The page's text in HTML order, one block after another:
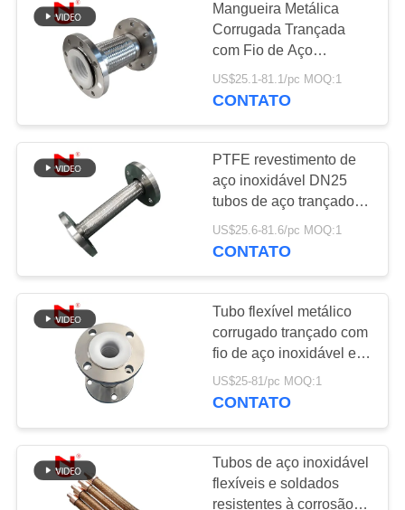
CONTACTE-
PEÇA
UMAS
CITAÇÕES
MAPA
DO
POLÍTICA
DE
PRIVACIDADE
Junção de
expansão de
borracha da esfera
dobro
Válvula de
verificação do
ornitorrinco
Mangueira trançada
70
Mangueira Metálica
Corrugada Trançada
com Fio de Aço
Inoxidável e
Revestimento de PTFE
US$25.1-81.1/pc MOQ:1
CONTATO
PTFE revestimento de
aço inoxidável DN25
tubos de aço trançado
tubos de metal
ondulados para
US$25.6-81.6/pc MOQ:1
CONTATO
Tubo flexível metálico
corrugado trançado com
fio de aço inoxidável e
revestimento de PTFE
DN8-DN400 para
US$25-81/pc MOQ:1
CONTATO
Tubos de aço inoxidável
flexíveis e soldados
resistentes à corrosão,